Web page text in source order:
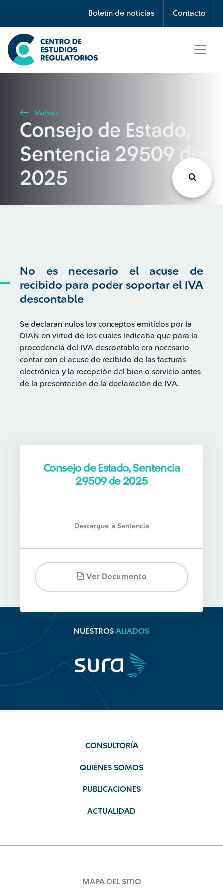
Boletín de noticias Contacto
Búsqueda
Seleccione país
Buscar
Volver
Consejo de Estado,
Sentencia 29509 de
2025
No es necesario el acuse de
recibido para poder soportar el IVA
descontable
Se declaran nulos los conceptos emitidos por la
DIAN en virtud de los cuales indicaba que para la
procedencia del IVA descontable era necesario
contar con el acuse de recibido de las facturas
electrónica y la recepción del bien o servicio antes
de la presentación de la declaración de IVA.
Consejo de Estado, Sentencia
29509 de 2025
Descargue la Sentencia
Ver Documento
NUESTROS ALIADOS
CONSULTORÍA
QUIÉNES SOMOS
PUBLICACIONES
ACTUALIDAD
MAPA DEL SITIO